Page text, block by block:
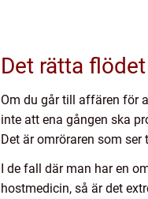
Det rätta flödet
Om du går till affären för
inte att ena gången ska
Det är omröraren som
I de fall där man har en
hostmedicin, så är det